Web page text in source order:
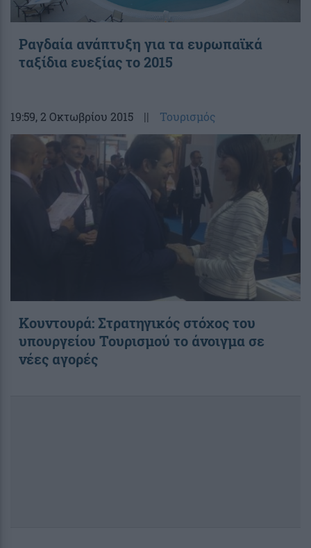
Ραγδαία ανάπτυξη για τα ευρωπαϊκά
ταξίδια ευεξίας το 2015
19:59, 2 Οκτωβρίου 2015 || Τουρισμός
Κουντουρά: Στρατηγικός στόχος του
υπουργείου Τουρισμού το άνοιγμα σε
νέες αγορές